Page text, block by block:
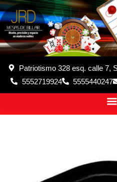
Patriotismo 328 esq. calle 7,
5552719924
5555440247